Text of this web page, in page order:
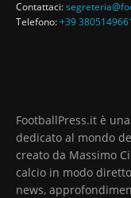
Contattaci:
Telefono:+39
FootballPress.it è
dedicato al mondo
creato da Massimo
calcio in modo
news,